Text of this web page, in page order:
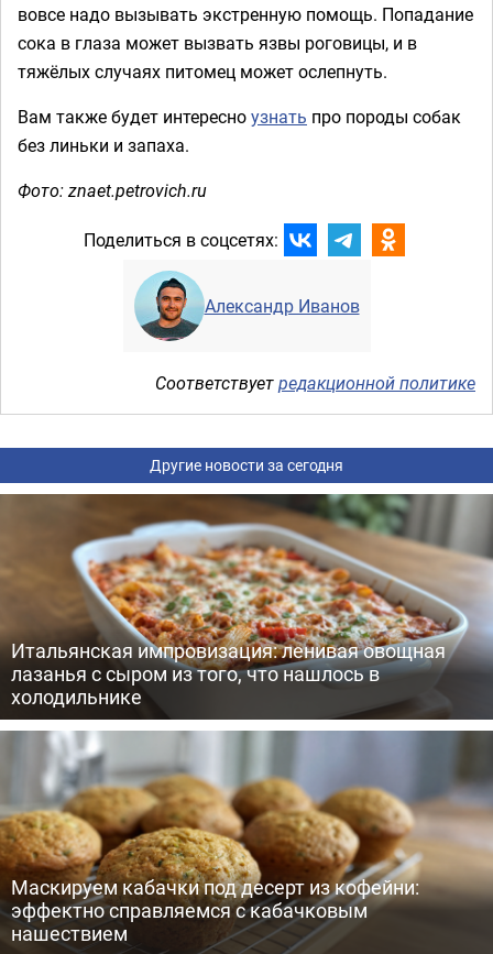
вовсе надо вызывать экстренную помощь. Попадание
сока в глаза может вызвать язвы роговицы, и в
тяжёлых случаях питомец может ослепнуть.
Вам также будет интересноузнать про породы собак
без линьки и запаха.
Фото: znaet.petrovich.ru
Поделиться в соцсетях:
Александр Иванов
Соответствуетредакционной политике
Другие новости за сегодня
Итальянская импровизация: ленивая овощная
лазанья с сыром из того, что нашлось в
холодильнике
Маскируем кабачки под десерт из кофейни:
эффектно справляемся с кабачковым
нашествием